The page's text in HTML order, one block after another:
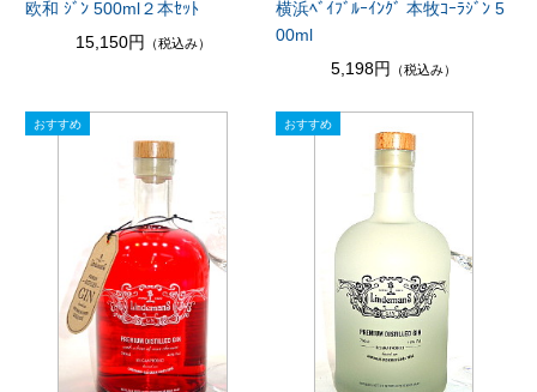
欧和 ｼﾞﾝ 500ml２本ｾｯﾄ
15,150円
（税込み）
横浜ﾍﾞｲﾌﾞﾙｰｲﾝｸﾞ 本牧ｺｰﾗｼﾞﾝ 5
00ml
5,198円
（税込み）